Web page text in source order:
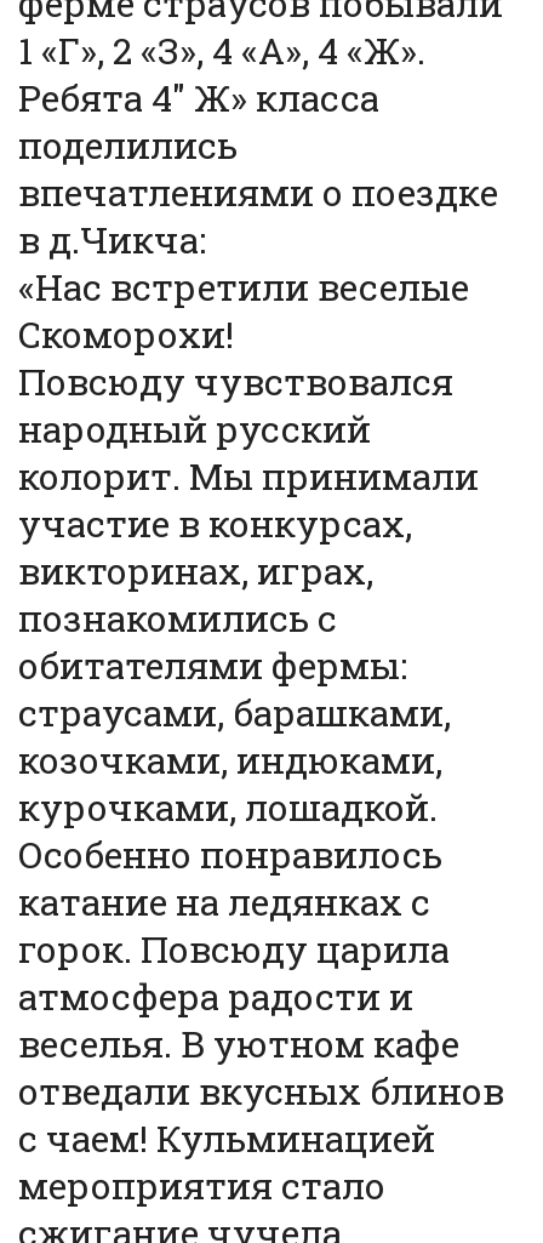
1 «Г», 2 «З», 4 «А», 4 «Ж».
Ребята 4″ Ж» класса
поделились
впечатлениями о поездке
в д.Чикча:
«Нас встретили веселые
Скоморохи!
Повсюду чувствовался
народный русский
колорит. Мы принимали
участие в конкурсах,
викторинах, играх,
познакомились с
обитателями фермы:
страусами, барашками,
козочками, индюками,
курочками, лошадкой.
Особенно понравилось
катание на ледянках с
горок. Повсюду царила
атмосфера радости и
веселья. В уютном кафе
отведали вкусных блинов
с чаем! Кульминацией
мероприятия стало
сжигание чучела